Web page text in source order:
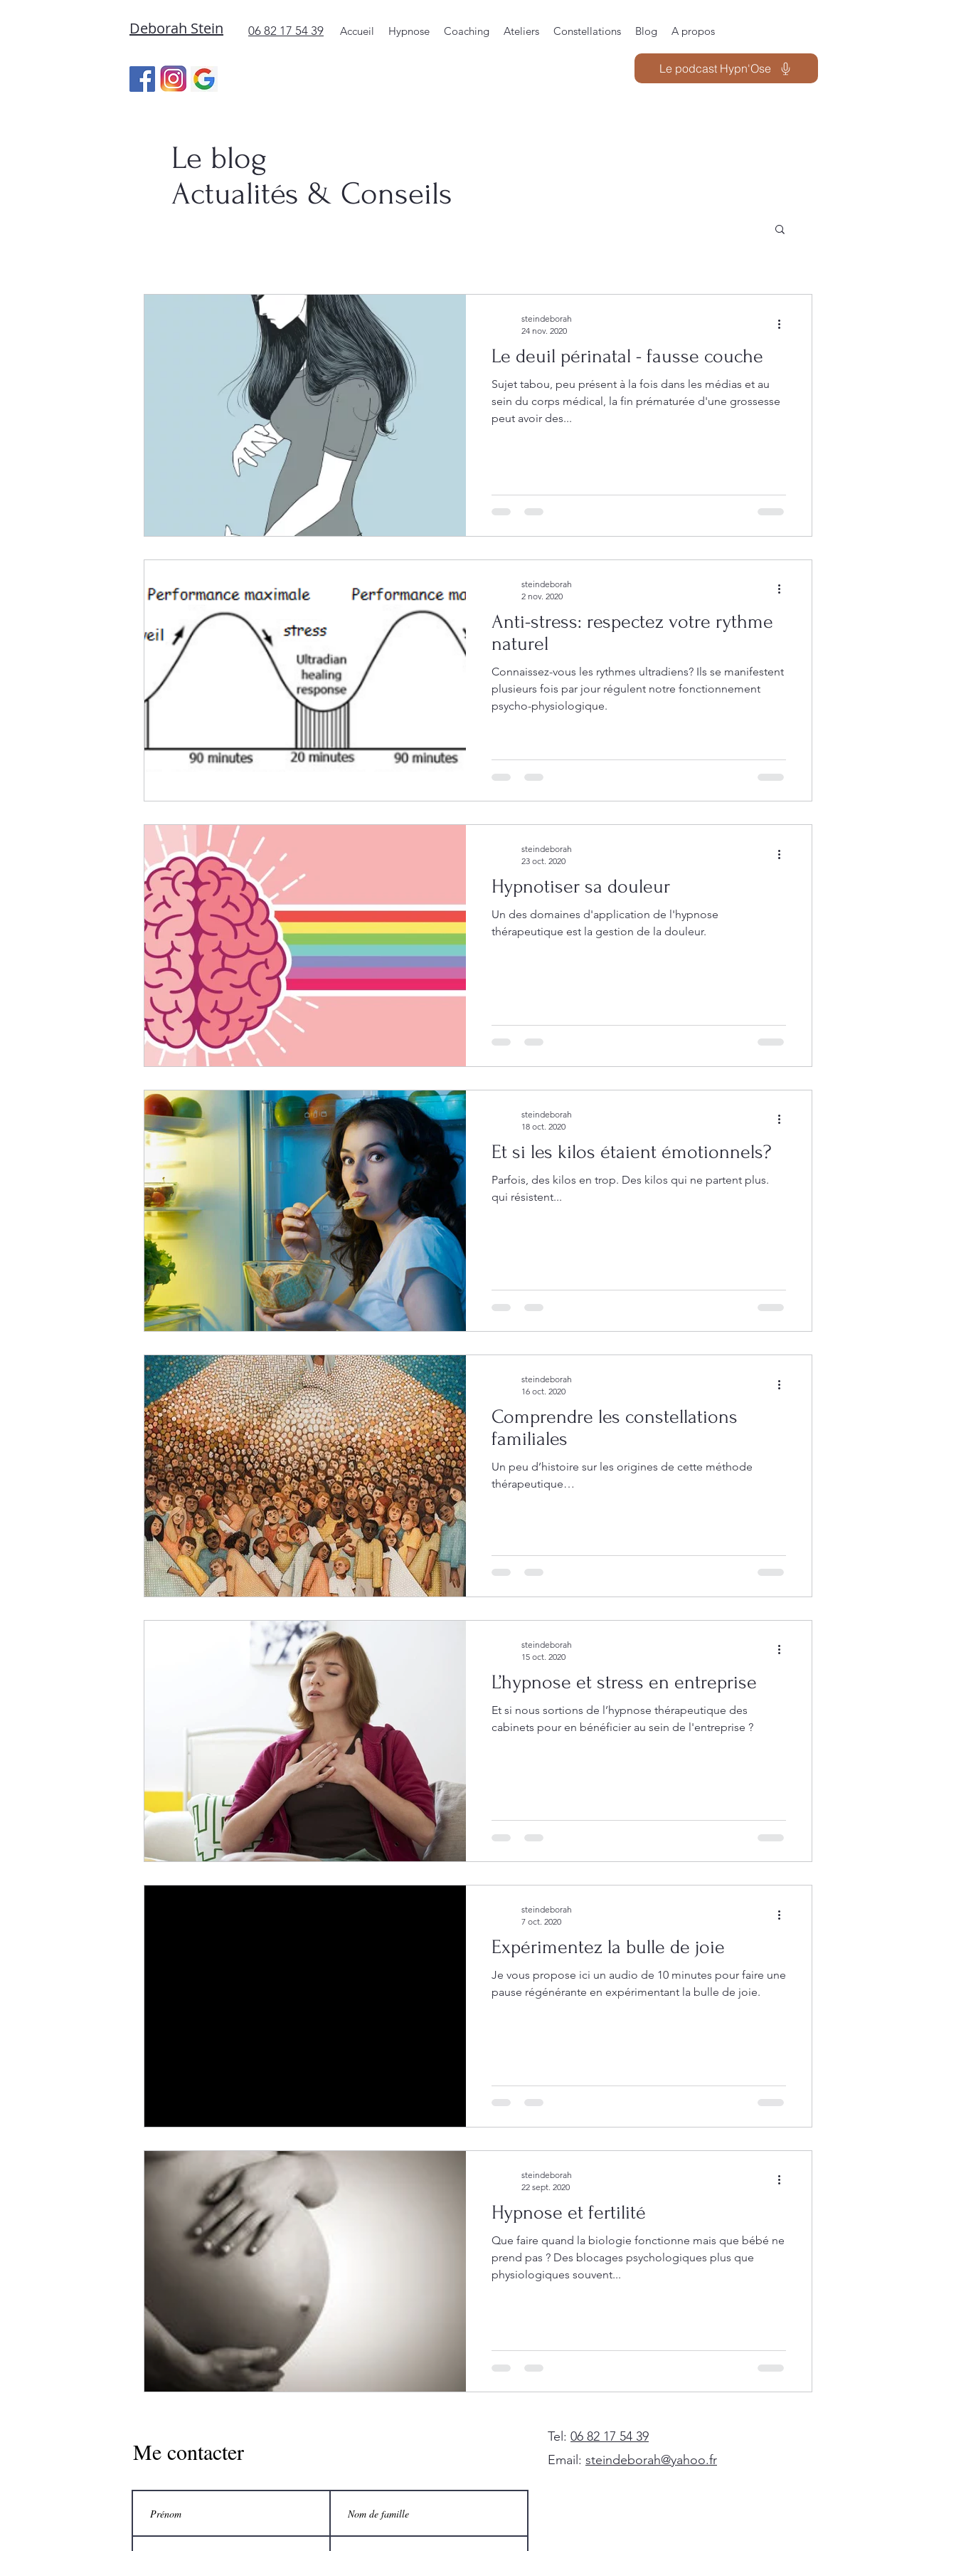
Deborah Stein Accueil Hypnose Coaching Ateliers Constellations Blog A propos
06 82 17 54 39
Le podcast Hypn'Ose
Le blog
Actualités & Conseils
Le deuil périnatal - fausse couche
Sujet tabou, peu présent à la fois dans les médias et au
sein du corps médical, la fin prématurée d'une grossesse
peut avoir des...
steindeborah
24 nov. 2020
Anti-stress: respectez votre rythme
naturel
Connaissez-vous les rythmes ultradiens? Ils se manifestent
plusieurs fois par jour régulent notre fonctionnement
psycho-physiologique.
steindeborah
2 nov. 2020
Hypnotiser sa douleur
Un des domaines d'application de l'hypnose
thérapeutique est la gestion de la douleur.
steindeborah
23 oct. 2020
Et si les kilos étaient émotionnels?
Parfois, des kilos en trop. Des kilos qui ne partent plus.
qui résistent...
steindeborah
18 oct. 2020
Comprendre les constellations
familiales
Un peu d’histoire sur les origines de cette méthode
thérapeutique…
steindeborah
16 oct. 2020
L’hypnose et stress en entreprise
Et si nous sortions de l’hypnose thérapeutique des
cabinets pour en bénéficier au sein de l'entreprise ?
steindeborah
15 oct. 2020
Expérimentez la bulle de joie
Je vous propose ici un audio de 10 minutes pour faire une
pause régénérante en expérimentant la bulle de joie.
steindeborah
7 oct. 2020
Hypnose et fertilité
Que faire quand la biologie fonctionne mais que bébé ne
prend pas ? Des blocages psychologiques plus que
physiologiques souvent...
steindeborah
22 sept. 2020
Me contacter
Tel: 06 82 17 54 39
Email: steindeborah@yahoo.fr